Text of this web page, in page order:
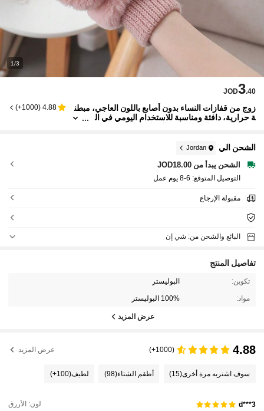
1/3
JOD3.40
زوج من قفازات النساء بدون أصابع باللون العاجي، مبطن
ة حرارية، دافئة ومناسبة للاستخدام اليومي في ال
4.88
(
1000+
)
الشحن الي Jordan
الشحن يبدأ من JOD18.00
التوصيل المتوقع: 6-8 يوم عمل
مقبولة الإرجاع
البائع والشحن من: شي إن
تفاصيل المنتج
تكوين: البوليستر
مواد: 100% البوليستر
عرض المزيد
4.88
(1000+) عرض المزيد
سوف اشتريه مرة أخرى(15) أطقم الشتاء(98) لطيف(100+)
d***3 لون: الأزرق